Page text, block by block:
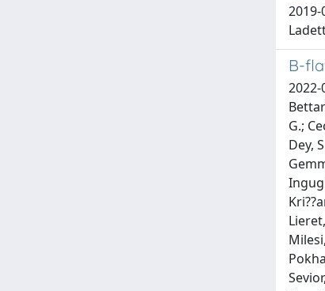
2019-
B-
2022-
G.;
Dey,